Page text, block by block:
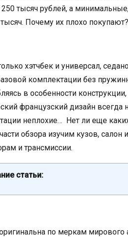
тысяч рублей, а
Почему их плохо покупают?
хэтчбек и универсал,
комплектации без
в особенности
французский дизайн всегда
неплохие… Нет ли еще
обзора изучим кузов, салон
и трансмиссии.
статьи:
по меркам мирового